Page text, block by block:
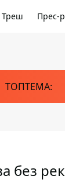
Треш Прес-
ТОПТЕМА:
без